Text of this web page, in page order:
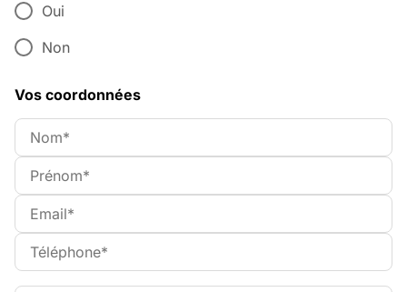
Oui
Non
Vos coordonnées